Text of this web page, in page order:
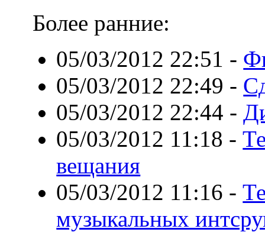
Более ранние:
05/03/2012 22:51 -
05/03/2012 22:49 -
05/03/2012 22:44 -
05/03/2012 11:18 -
вещания
05/03/2012 11:16 -
музыкальных